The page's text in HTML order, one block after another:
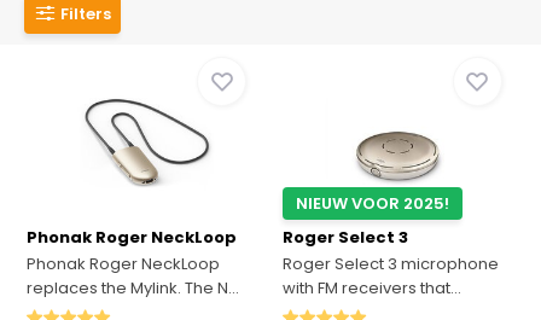
Filters
Phonak Roger NeckLoop
Phonak Roger NeckLoop
replaces the Mylink. The N...
NIEUW VOOR 2025!
Roger Select 3
Roger Select 3 microphone
with FM receivers that...